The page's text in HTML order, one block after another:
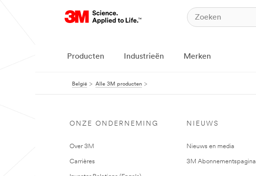
Producten Industrieën Merken
België Alle 3M producten
ONZE ONDERNEMING
Over 3M
Carrières
NIEUWS
Nieuws en media
3M Abonnementspagina